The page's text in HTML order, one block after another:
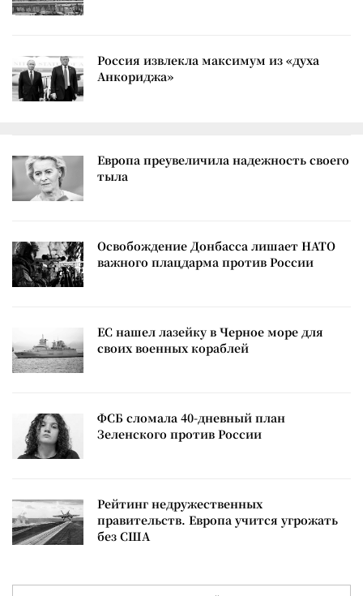
Россия извлекла максимум из «духа
Анкориджа»
Европа преувеличила надежность своего
тыла
Освобождение Донбасса лишает НАТО
важного плацдарма против России
ЕС нашел лазейку в Черное море для
своих военных кораблей
ФСБ сломала 40-дневный план
Зеленского против России
Рейтинг недружественных
правительств. Европа учится угрожать
без США